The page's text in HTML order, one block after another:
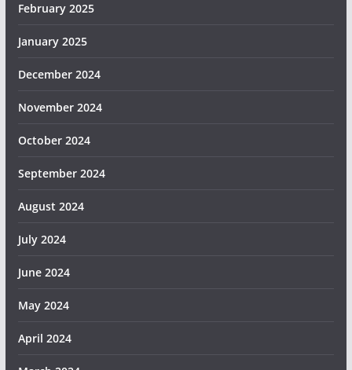
February 2025
January 2025
December 2024
November 2024
October 2024
September 2024
August 2024
July 2024
June 2024
May 2024
April 2024